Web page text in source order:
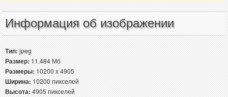
Информация об изображении
Тип:jpeg
Размер:11.484 Мб
Размеры:10200 x 4905
Ширина:10200 пикселей
Высота:4905 пикселей